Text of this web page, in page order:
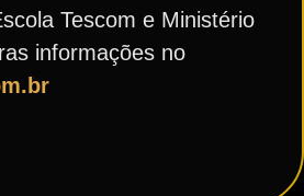
Tescom e Ministério
informações no